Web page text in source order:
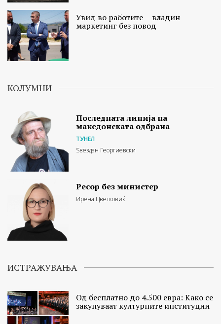
Увид во работите – владин
маркетинг без повод
КОЛУМНИ
Последната линија на
македонската одбрана
ТУНЕЛ
Ѕвездан Георгиевски
Ресор без министер
Ирена Цветковиќ
ИСТРАЖУВАЊА
Од бесплатно до 4.500 евра: Како се
закупуваат културните институции